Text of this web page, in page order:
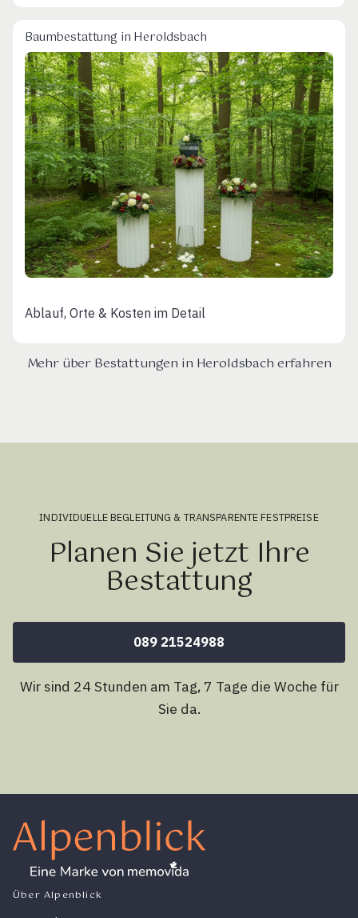
Baumbestattung in Heroldsbach
Ablauf, Orte & Kosten im Detail
Mehr über Bestattungen in Heroldsbach erfahren
INDIVIDUELLE BEGLEITUNG & TRANSPARENTE FESTPREISE
Planen Sie jetzt Ihre
Bestattung
089 21524988
Wir sind 24 Stunden am Tag, 7 Tage die Woche für
Sie da.
Über Alpenblick